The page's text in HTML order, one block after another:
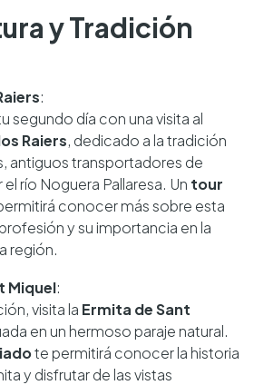
y Tradición
:
segundo día con una visita al
Raiers, dedicado a la tradición
antiguos transportadores de
río Noguera Pallaresa. Un tour
conocer más sobre esta
y su importancia en la
región.
Miquel:
visita la Ermita de Sant
en un hermoso paraje natural.
te permitirá conocer la historia
y disfrutar de las vistas